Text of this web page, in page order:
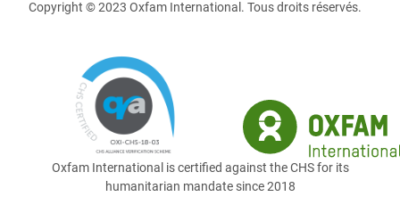
Copyright © 2023 Oxfam International. Tous droits réservés.
Oxfam International is certified against the CHS for its
humanitarian mandate since 2018